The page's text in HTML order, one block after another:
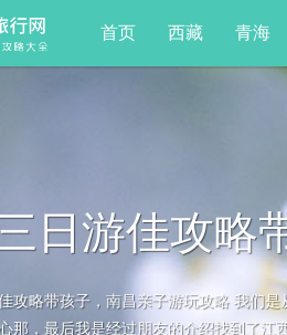
首页 西藏 青海
日游佳攻略
攻略带孩子，南昌亲子游玩攻略 我们
那，最后我是经过朋友的介绍找到了江